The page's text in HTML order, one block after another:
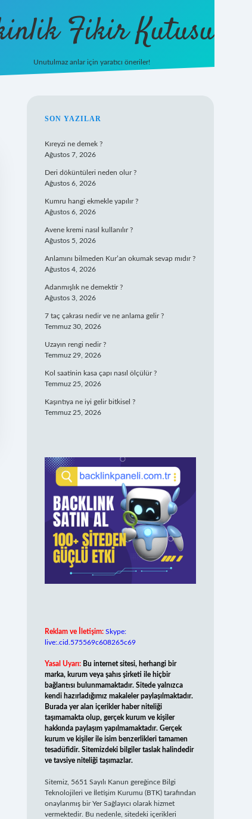
Fikir Kutusu
Unutulmaz anlar için yaratıcı öneriler!
SIDEBAR
SON YAZILAR
Kıreyzi ne demek ?
Ağustos 7, 2026
Deri döküntüleri neden olur ?
Ağustos 6, 2026
Kumru hangi ekmekle yapılır ?
Ağustos 6, 2026
Avene kremi nasıl kullanılır ?
Ağustos 5, 2026
Anlamını bilmeden Kur’an okumak sevap mıdır ?
Ağustos 4, 2026
Adanmışlık ne demektir ?
Ağustos 3, 2026
7 taç çakrası nedir ve ne anlama gelir ?
Temmuz 30, 2026
Uzayın rengi nedir ?
Temmuz 29, 2026
Kol saatinin kasa çapı nasıl ölçülür ?
Temmuz 25, 2026
Kaşıntıya ne iyi gelir bitkisel ?
Temmuz 25, 2026
Reklam ve İletişim: Skype:
live:.cid.575569c608265c69
Yasal Uyarı: Bu internet sitesi, herhangi bir
marka, kurum veya şahıs şirketi ile hiçbir
bağlantısı bulunmamaktadır. Sitede yalnızca
kendi hazırladığımız makaleler paylaşılmaktadır.
Burada yer alan içerikler haber niteliği
taşımamakta olup, gerçek kurum ve kişiler
hakkında paylaşım yapılmamaktadır. Gerçek
kurum ve kişiler ile isim benzerlikleri tamamen
tesadüfidir. Sitemizdeki bilgiler taslak halindedir
ve tavsiye niteliği taşımazlar.
Sitemiz, 5651 Sayılı Kanun gereğince Bilgi
Teknolojileri ve İletişim Kurumu (BTK) tarafından
onaylanmış bir Yer Sağlayıcı olarak hizmet
vermektedir. Bu nedenle, sitedeki içerikleri